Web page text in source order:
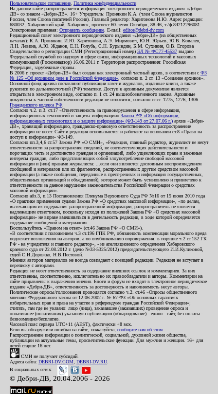
Пользовательское соглашение Политика конфиденциальности
На данном сайте распространяется информация электронного периодического издания «Дебри-
ДВ» со знаком «Дебри-ДВ». 16+ Учредитель: Пронякин К.А. (член Союза журналистов
России, член Союза писателей России). Главный редактор: Харитонова И.Ю. Адрес редакции:
680032, Хабаровский край, Хабаровск, проспект 60-летия Октября, 88-46, т./ф.84212296081.
Электронная приемная: Отправить сообщение . E-mail: editor@debri-dv.com
Редакционный совет электронного периодического издания «Дебри-ДВ» (на общественных
началах): К.А. Пронякин, И.Ю. Харитонова, А.Э. Мирмович, Ю.Н. Юрьев, Ю.В. Ковалев,
Л.Н. Левина, А.Ю. Жданов, Е.Н. Голубь, С.Н. Бурындин, Б.М. Сухинин, О.В. Егорова
Свидетельство о регистрации СМИ (Регистрационный номер) ЭЛ № ФС77-45537 выдано
Федеральной службой по надзору в сфере связи, информационных технологий и массовых
коммуникаций (Роскомнадзор) 16.06.2011 г. Территория распространения: Российская
Федерация, зарубежные страны.
В 2006 г. проект «Дебри-ДВ» был создан как электронный частный архив, в соответствии с ФЗ
№ 125 «Об архивном деле в Российской Федерации» , согласно п. 2 ст. 13 «Создание архивов».
Основной фонд архива составляют публикации газет и журналов, изданные книги, а также
рукописи по дальневосточной (РФ) тематике. Доступ к архивным документам является
открытым в электронном виде, согласно п. 1 ст. 24 вышеобозначенного закона. Архивные
документы к частной собственности редакции не относятся, согласно ст.ст. 1275, 1276, 1306
Гражданского кодекса РФ
Согласно ч.2. п.3. ст.17 «Ответственность за правонарушения в сфере информации,
информационных технологий и защиты информации» Закона РФ «Об информации,
информационных технологиях и о защите информации» (ФЗ-149 от 27.07.06 г.) архив «Дебри-
ДВ», хранящий информацию, гражданско-правовую ответственность за распространение
информации не несет. Сайт и редакция основываются и работают на основании ст.8 «Право на
доступ к информации» ФЗ-149.
Согласно пп.3,4,6 ст.57 Закона РФ «О СМИ», «Редакция, главный редактор, журналист не несут
ответственности за распространение сведений, не соответствующих действительности и
порочащих честь и достоинство граждан и организаций, либо ущемляющих права и законные
интересы граждан, либо представляющих собой злоупотребление свободой массовой
информации и (или) правами журналиста: ...если они являются дословным воспроизведением
сообщений и материалов или их фрагментов, распространенных другим средством массовой
информации (а также сообщения, переданные в пресс-релизах и информация государственных,
общественных организаций и объединений), которое может быть установлено и привлечено к
ответственности за данное нарушение законодательства Российской Федерации о средствах
массовой информации».
Согласно абз.3, п.13 Постановления Пленума Верховного Суда РФ №16 от 15 июня 2010 года
«О практике применения судами Закона РФ «О средствах массовой информации», «по делам,
вытекающим из содержания распространенной информации, распространитель не является
надлежащим ответчиком, поскольку исходя из положений Закона РФ «О средствах массовой
информации» не вправе вмешиваться в деятельность редакции, в ходе которой определяется
содержание сообщений и материалов».
Воспользуйтесь «Правом на ответ» (ст.46 Закона РФ «О СМИ»).
«В соответствии с положением ч.3 ст.196 ГПК РФ, обязанность компенсации морального вреда
подлежит возложению на авторов, а по опубликованию опровержения, в порядке ч.2 ст.152 ГК
РФ - на учредителя и главного редактор», - из апелляционного определения Хабаровского
краевого суда от 22.08.2012 г. (дело №33-5325/2012) председательствующего И.И.Куликовой,
судей С.И.Дорожко, Н.В.Пестовой.
Мнения авторов материалов не всегда совпадают с позицией редакции. Редакция не вступает в
переписку с авторами.
Редакция не несет ответственность за содержание внешних ссылок и комментариев. За них
ответственны, соответственно, исключительно их правообладатели и авторы. Комментарии на
сайте приравнены к выражению мнения. Блоги и форум не входят в электронное периодическое
издание «Дебри-ДВ», ответственность за достоверность и наполняемость несут авторы.
Политические опросы/голосования проводятся согласно ч.2. ст.46 «Опросы общественного
мнения» Федерального закона от 12.06.2002 г. № 67-ФЗ «Об основных гарантиях
избирательных прав и права на участие в референдуме граждан Российской Федерации»;
считать, там где не указано: лицо (лица), заказавшее (заказавших) проведение опроса и
оплатившее (оплативших) указанную публикацию (обнародование) - едино - сайт, без оплаты -
безвозмездно/бесплатно.
Часовой пояс сервера UTC+11 (AEST), фактически +8 мск.
Если вы обнаружили ошибки на сайте, пожалуйста, сообщите нам об этом
Распространение информации о политической, социальной, духовной жизни общества,
публикации на актуальные темы, просветительские функции. Для мужчин и женщин. 16+ для
детей старше 16 лет.
СМИ не получает субсидий.
Адреса сайта: DEBRI-DV.COM DEBRI-DV.RU
В социальных сетях:
© Дебри-ДВ, 20.04.2006 - 2026